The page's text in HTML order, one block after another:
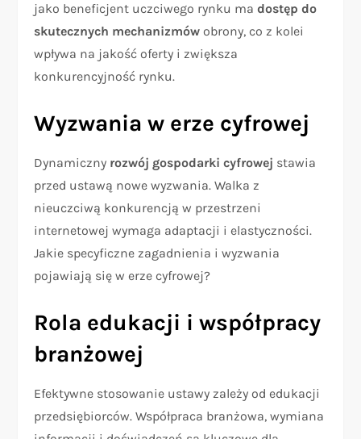
jako beneficjent uczciwego rynku madostęp do
skutecznych mechanizmów obrony, co z kolei
wpływa na jakość oferty i zwiększa
konkurencyjność rynku.
Wyzwania w erze cyfrowej
Dynamiczny rozwój gospodarki cyfrowej stawia
przed ustawą nowe wyzwania. Walka z
nieuczciwą konkurencją w przestrzeni
internetowej wymaga adaptacji i elastyczności.
Jakie specyficzne zagadnienia i wyzwania
pojawiają się w erze cyfrowej?
Rola edukacji i współpracy
branżowej
Efektywne stosowanie ustawy zależy od edukacji
przedsiębiorców. Współpraca branżowa, wymiana